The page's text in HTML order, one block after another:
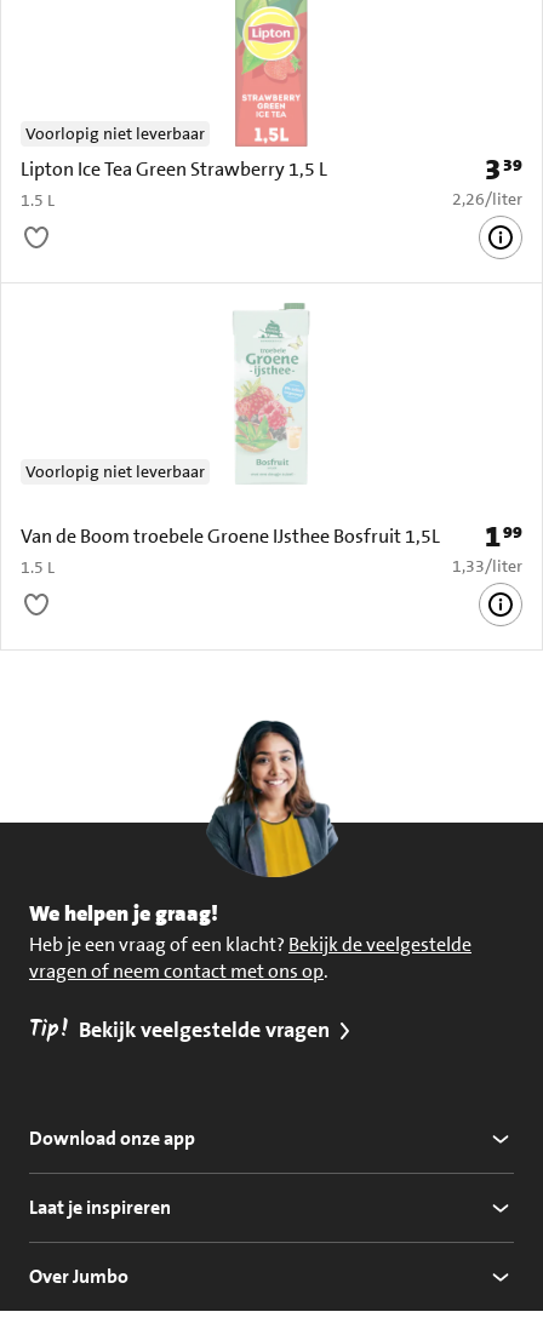
Lipton Ice Tea Green Strawberry 1,5 L
1.5 L
Voorlopig niet leverbaar
Prijs:
339
€ 2,26 per
2,26/liter
Van de Boom troebele Groene IJsthee Bosfruit 1,5L
1.5 L
Voorlopig niet leverbaar
Prijs:
199
€ 1,33 per
1,33/liter
We helpen je graag!
Heb je een vraag of een klacht? Bekijk de veelgestelde
vragen of neem contact met ons op.
Tip! Bekijk veelgestelde vragen
Download onze app
Laat je inspireren
Over Jumbo